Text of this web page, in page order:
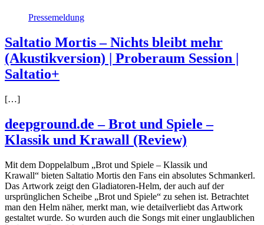
Pressemeldung
Saltatio Mortis – Nichts bleibt mehr
(Akustikversion) | Proberaum Session |
Saltatio+
[…]
deepground.de – Brot und Spiele –
Klassik und Krawall (Review)
Mit dem Doppelalbum „Brot und Spiele – Klassik und
Krawall“ bieten Saltatio Mortis den Fans ein absolutes Schmankerl.
Das Artwork zeigt den Gladiatoren-Helm, der auch auf der
ursprünglichen Scheibe „Brot und Spiele“ zu sehen ist. Betrachtet
man den Helm näher, merkt man, wie detailverliebt das Artwork
gestaltet wurde. So wurden auch die Songs mit einer unglaublichen